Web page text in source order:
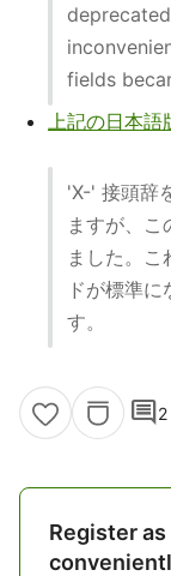
fields
上記の日本語
'X-' 接頭辞
ますが、
ました。
ドが標準
す。
comment2
Register